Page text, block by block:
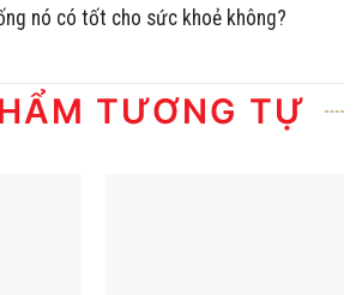
nó có tốt cho sức khoẻ không?
TƯƠNG TỰ